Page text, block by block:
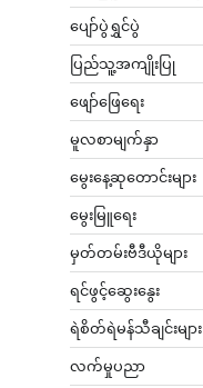
ပျော်ပွဲရွှင်ပွဲ
ပြည်သူ့အကျိုးပြု
ဖျော်ဖြေရေး
မူလစာမျက်နှာ
မွေးနေ့ဆုတောင်းများ
မွေးမြူရေး
မှတ်တမ်းဗီဒီယိုများ
ရင်ဖွင့်ဆွေးနွေး
ရဲစိတ်ရဲမန်သီချင်းများ
လက်မှုပညာ